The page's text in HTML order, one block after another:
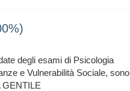
degli esami di Psicologia
e Vulnerabilità Sociale, sono
GENTILE